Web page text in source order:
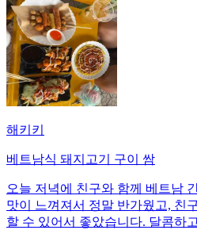
해키키
베트남식 돼지고기 구이 쌈
오늘 저녁에 친구와 함께 베트남
맛이 느껴져서 정말 반가웠고, 친
할 수 있어서 좋았습니다. 달콤하